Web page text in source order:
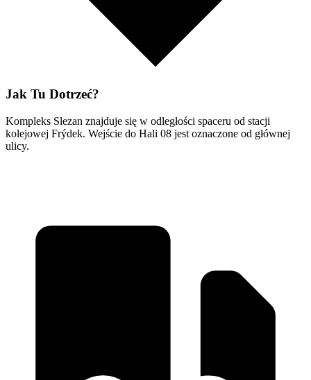
Jak Tu Dotrzeć?
Kompleks Slezan znajduje się w odległości spaceru od stacji
kolejowej Frýdek. Wejście do Hali 08 jest oznaczone od głównej
ulicy.